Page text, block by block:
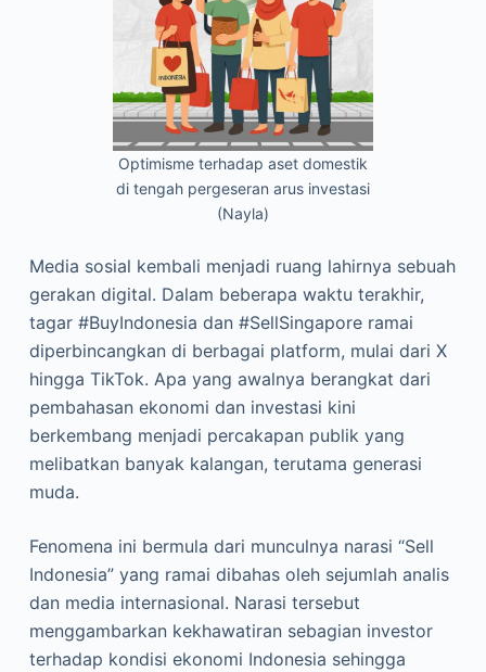
Optimisme terhadap aset domestik
di tengah pergeseran arus investasi
(Nayla)
Media sosial kembali menjadi ruang lahirnya sebuah
gerakan digital. Dalam beberapa waktu terakhir,
tagar #BuyIndonesia dan #SellSingapore ramai
diperbincangkan di berbagai platform, mulai dari X
hingga TikTok. Apa yang awalnya berangkat dari
pembahasan ekonomi dan investasi kini
berkembang menjadi percakapan publik yang
melibatkan banyak kalangan, terutama generasi
muda.
Fenomena ini bermula dari munculnya narasi “Sell
Indonesia” yang ramai dibahas oleh sejumlah analis
dan media internasional. Narasi tersebut
menggambarkan kekhawatiran sebagian investor
terhadap kondisi ekonomi Indonesia sehingga